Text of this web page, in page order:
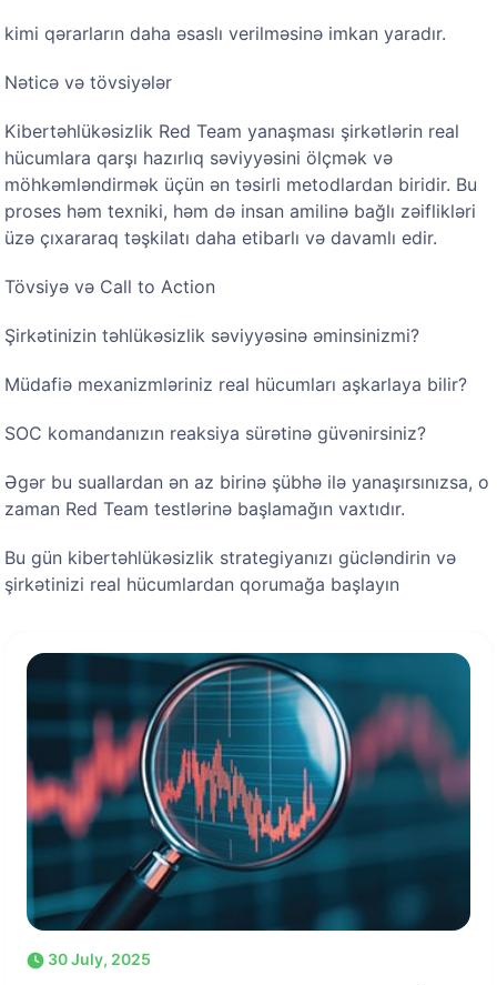
kimi qərarların daha əsaslı verilməsinə imkan yaradır.
Nəticə və tövsiyələr
Kibertəhlükəsizlik Red Team yanaşması şirkətlərin real
hücumlara qarşı hazırlıq səviyyəsini ölçmək və
möhkəmləndirmək üçün ən təsirli metodlardan biridir. Bu
proses həm texniki, həm də insan amilinə bağlı zəiflikləri
üzə çıxararaq təşkilatı daha etibarlı və davamlı edir.
Tövsiyə və Call to Action
Şirkətinizin təhlükəsizlik səviyyəsinə əminsinizmi?
Müdafiə mexanizmləriniz real hücumları aşkarlaya bilir?
SOC komandanızın reaksiya sürətinə güvənirsiniz?
Əgər bu suallardan ən az birinə şübhə ilə yanaşırsınızsa, o
zaman Red Team testlərinə başlamağın vaxtıdır.
Bu gün kibertəhlükəsizlik strategiyanızı gücləndirin və
şirkətinizi real hücumlardan qorumağa başlayın
30 July, 2025